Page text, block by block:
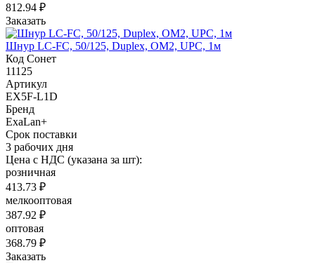
812.94 ₽
Заказать
Шнур LC-FC, 50/125, Duplex, OM2, UPC, 1м
Код Сонет
11125
Артикул
EX5F-L1D
Бренд
ExaLan+
Срок поставки
3 рабочих дня
Цена с НДС (указана за шт):
розничная
413.73 ₽
мелкооптовая
387.92 ₽
оптовая
368.79 ₽
Заказать